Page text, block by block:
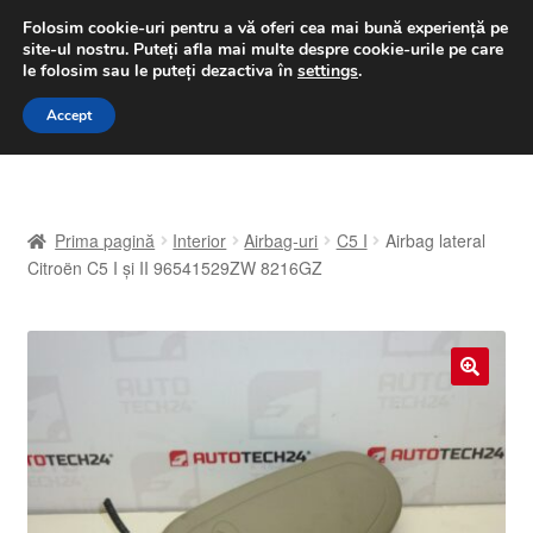
LIVRARE de la 33 lei
luni-vineri 9 a.m. - 4 p.m.031 229 6816
Sari
Sari
A lua legatura
Despre noi
Finalizare comandă
Prima pagină Interior Airbag-uri C5 I
Airbag lateral
Citroën C5 I și II 96541529ZW 8216GZ
Folosim cookie-uri pentru a vă oferi cea mai bună experiență pe
site-ul nostru. Puteți afla mai multe despre cookie-urile pe care
le folosim sau le puteți dezactiva în settings.
Accept